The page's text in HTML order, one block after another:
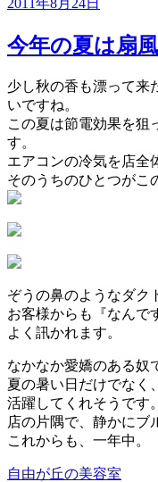
日:
今年の夏は扇
少し秋の香も漂って来
いですね。
この夏は節電効果を狙
す。
エアコンの冷気を店全
そのうちのひとつがこ
ぞうの鼻のようなダク
お客様からも『なんで
よく訊かれます。
なかなか愛嬌のある奴
夏の暑い日だけでなく
活躍してくれそうです。
店の片隅で、静かにブ
これからも、一年中。
自由が丘の美容室